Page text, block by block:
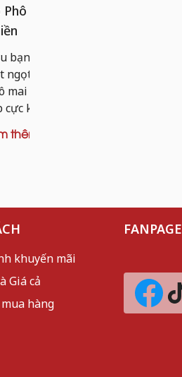
Phô Mai Béo Ngậy, Ăn Là
bạn đã quá quen với các loại
ngọt, thì tart khoai tây nhân bò
mai chính là phiên bản nâng
cực kỳ đáng thử. Thay vì...
thêm
khuyến mãi
Giá cả
hàng
FANPAGE